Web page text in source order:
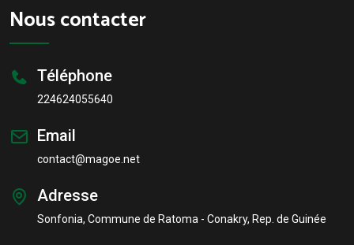
Nous contacter
Téléphone
224624055640
Email
contact@magoe.net
Adresse
Sonfonia, Commune de Ratoma - Conakry, Rep. de Guinée